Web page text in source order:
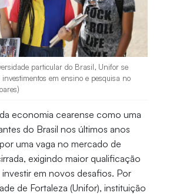
particular do Brasil, Unifor se
em ensino e pesquisa no
economia cearense como uma
do Brasil nos últimos anos
uma vaga no mercado de
exigindo maior qualificação
em novos desafios. Por
de Fortaleza (Unifor), instituição